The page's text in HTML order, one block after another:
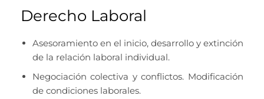
Derecho Laboral
Asesoramiento en el inicio, desarrollo y extinción
de la relación laboral individual.
Negociación colectiva y conflictos. Modificación
de condiciones laborales.